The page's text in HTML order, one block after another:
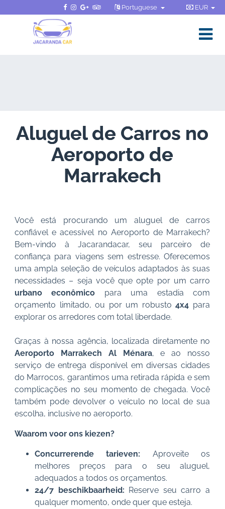
Portuguese EUR
Aluguel de Carros no
Aeroporto de
Marrakech
Você está procurando um aluguel de carros
confiável e acessível no Aeroporto de Marrakech?
Bem-vindo à Jacarandacar, seu parceiro de
confiança para viagens sem estresse. Oferecemos
uma ampla seleção de veículos adaptados às suas
necessidades – seja você que opte por um carro
urbano econômico para uma estadia com
orçamento limitado, ou por um robusto4x4 para
explorar os arredores com total liberdade.
Graças à nossa agência, localizada diretamente no
Aeroporto Marrakech Al Ménara, e ao nosso
serviço de entrega disponível em diversas cidades
do Marrocos, garantimos uma retirada rápida e sem
complicações no seu momento de chegada. Você
também pode devolver o veículo no local de sua
escolha, inclusive no aeroporto.
Waarom voor ons kiezen?
Concurrerende tarieven: Aproveite os
melhores preços para o seu aluguel,
adequados a todos os orçamentos.
24/7 beschikbaarheid: Reserve seu carro a
qualquer momento, onde quer que esteja.